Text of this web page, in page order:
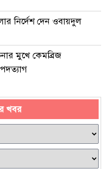
নির্দেশ দেন ওবায়দুল
মুখে কেমব্রিজ
খবর